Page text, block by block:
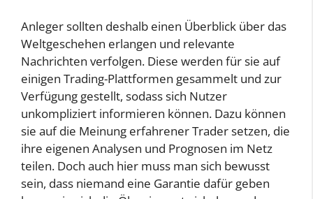
Anleger sollten deshalb einen Überblick über das
Weltgeschehen erlangen und relevante
Nachrichten verfolgen. Diese werden für sie auf
einigen Trading-Plattformen gesammelt und zur
Verfügung gestellt, sodass sich Nutzer
unkompliziert informieren können. Dazu können
sie auf die Meinung erfahrener Trader setzen, die
ihre eigenen Analysen und Prognosen im Netz
teilen. Doch auch hier muss man sich bewusst
sein, dass niemand eine Garantie dafür geben